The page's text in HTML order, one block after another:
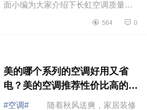
面小编为大家介绍下长虹空调质量好
吗 长虹空调质量好不好 长虹
564 0
美的哪个系列的空调好用又省
电？美的空调推荐性价比高的有
哪些
#空调#
随着秋风送爽，家居装修